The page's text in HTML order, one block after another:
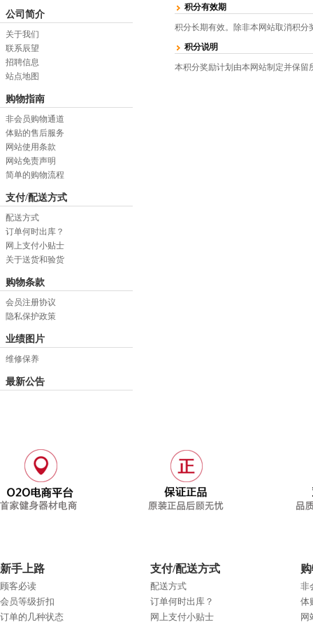
公司简介
关于我们
联系辰望
招聘信息
站点地图
购物指南
非会员购物通道
体贴的售后服务
网站使用条款
网站免责声明
简单的购物流程
支付/配送方式
配送方式
订单何时出库？
网上支付小贴士
关于送货和验货
购物条款
会员注册协议
隐私保护政策
业绩图片
维修保养
最新公告
积分有效期
积分长期有效。除非本网站取消积
积分说明
本积分奖励计划由本网站制定并保
新手上路
顾客必读
会员等级折扣
订单的几种状态
支付/配送方式
配送方式
订单何时出库？
网上支付小贴士
非
体
网